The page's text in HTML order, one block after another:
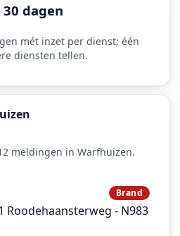
dagen
mét inzet per dienst; één
diensten tellen.
meldingen in Warfhuizen.
Brand
Roodehaansterweg - N983